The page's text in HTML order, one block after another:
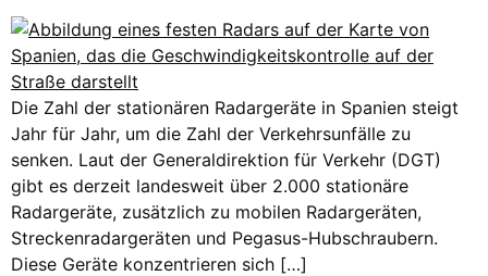
Die Zahl der stationären Radargeräte in Spanien steigt
Jahr für Jahr, um die Zahl der Verkehrsunfälle zu
senken. Laut der Generaldirektion für Verkehr (DGT)
gibt es derzeit landesweit über 2.000 stationäre
Radargeräte, zusätzlich zu mobilen Radargeräten,
Streckenradargeräten und Pegasus-Hubschraubern.
Diese Geräte konzentrieren sich […]